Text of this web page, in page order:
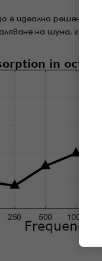
е идеално решение
на шума,